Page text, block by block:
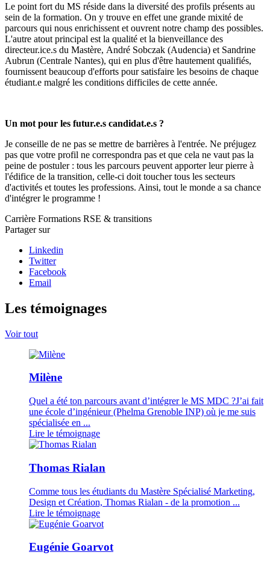
Le point fort du MS réside dans la diversité des profils présents au
sein de la formation. On y trouve en effet une grande mixité de
parcours qui nous enrichissent et ouvrent notre champ des possibles.
L'autre atout principal est la qualité et la bienveillance des
directeur.ice.s du Mastère, André Sobczak (Audencia) et Sandrine
Aubrun (Centrale Nantes), qui en plus d'être hautement qualifiés,
fournissent beaucoup d'efforts pour satisfaire les besoins de chaque
étudiant.e malgré les conditions difficiles de cette année.
Un mot pour les futur.e.s candidat.e.s ?
Je conseille de ne pas se mettre de barrières à l'entrée. Ne préjugez
pas que votre profil ne correspondra pas et que cela ne vaut pas la
peine de postuler : tous les parcours peuvent apporter leur pierre à
l'édifice de la transition, celle-ci doit toucher tous les secteurs
d'activités et toutes les professions. Ainsi, tout le monde a sa chance
d'intégrer le programme !
Carrière Formations RSE & transitions
Partager sur
Linkedin
Twitter
Facebook
Email
Les témoignages
Voir tout
Milène
Quel a été ton parcours avant d’intégrer le MS MDC ?J’ai fait
une école d’ingénieur (Phelma Grenoble INP) où je me suis
spécialisée en ...
Lire le témoignage
Thomas Rialan
Comme tous les étudiants du Mastère Spécialisé Marketing,
Design et Création, Thomas Rialan - de la promotion ...
Lire le témoignage
Eugénie Goarvot